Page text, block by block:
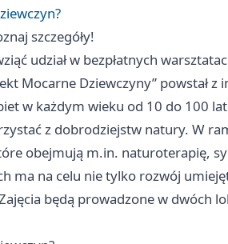
szczegóły!
udział w bezpłatnych
Mocarne Dziewczyny” powstał z
w każdym wieku od 10 do 100
z dobrodziejstw natury. W
obejmują m.in. naturoterapię,
ma na celu nie tylko rozwój
będą prowadzone w dwóch